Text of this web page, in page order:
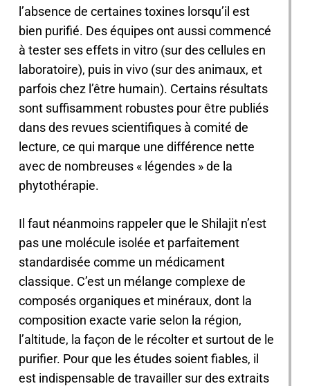
l’absence de certaines toxines lorsqu’il est
bien purifié. Des équipes ont aussi commencé
à tester ses effets in vitro (sur des cellules en
laboratoire), puis in vivo (sur des animaux, et
parfois chez l’être humain). Certains résultats
sont suffisamment robustes pour être publiés
dans des revues scientifiques à comité de
lecture, ce qui marque une différence nette
avec de nombreuses « légendes » de la
phytothérapie.
Il faut néanmoins rappeler que le Shilajit n’est
pas une molécule isolée et parfaitement
standardisée comme un médicament
classique. C’est un mélange complexe de
composés organiques et minéraux, dont la
composition exacte varie selon la région,
l’altitude, la façon de le récolter et surtout de le
purifier. Pour que les études soient fiables, il
est indispensable de travailler sur des extraits